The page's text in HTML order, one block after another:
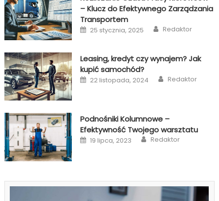
– Klucz do Efektywnego Zarządzania
Transportem
Posted
on
25 stycznia, 2025 Author
Redaktor
Leasing, kredyt czy wynajem? Jak
kupić samochód?
Posted
on
22 listopada, 2024 Author
Redaktor
Podnośniki Kolumnowe –
Efektywność Twojego warsztatu
Posted
on
19 lipca, 2023 Author
Redaktor